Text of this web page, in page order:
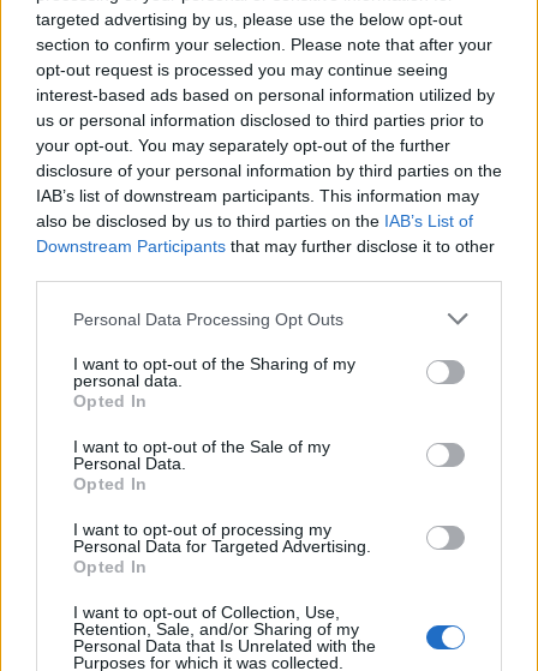
targeted advertising by us, please use the below opt-out
section to confirm your selection. Please note that after your
opt-out request is processed you may continue seeing
interest-based ads based on personal information utilized by
us or personal information disclosed to third parties prior to
your opt-out. You may separately opt-out of the further
disclosure of your personal information by third parties on the
IAB’s list of downstream participants. This information may
also be disclosed by us to third parties on the IAB’s List of
Downstream Participants that may further disclose it to other
Personal Data Processing Opt Outs
I want to opt-out of the Sharing of my
personal data.
Opted In
I want to opt-out of the Sale of my
Personal Data.
Opted In
I want to opt-out of processing my
Personal Data for Targeted Advertising.
Opted In
I want to opt-out of Collection, Use,
Retention, Sale, and/or Sharing of my
Personal Data that Is Unrelated with the
Purposes for which it was collected.
Η Κομισιόν θα επενδύσει
πάνω από 210 εκατ. ευρώ
στην κυβερνοασφάλεια
04/07/2024 - 16:06
Γερμανία: Σε συμφωνία για
τον προϋπολογισμό του
2025 κατέληξαν οι
κυβερνητικοί εταίροι
05/07/2024 - 08:45
για την ενίσχυση της βιοασφάλειας
07/08/2026 - 17:02 ΟΙΚΟΝΟΜΙΑ